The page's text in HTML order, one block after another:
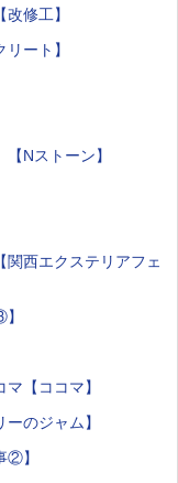
修工】
ート】
Nストーン】
西エクステリアフェ
【ココマ】
のジャム】
②】